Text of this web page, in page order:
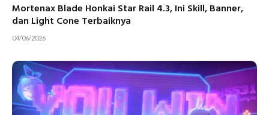
Mortenax Blade Honkai Star Rail 4.3, Ini Skill, Banner,
dan Light Cone Terbaiknya
04/06/2026